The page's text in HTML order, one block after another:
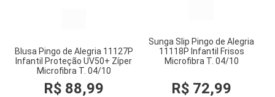
Blusa Pingo de Alegria 11127P
Infantil Proteção UV50+ Zíper
Microfibra T. 04/10
R$ 88,99
Sunga Slip Pingo de Alegria
11118P Infantil Frisos
Microfibra T. 04/10
R$ 72,99